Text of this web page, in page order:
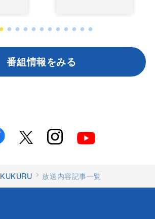
番組情報をみる
KUKURU 放送内容記事一覧